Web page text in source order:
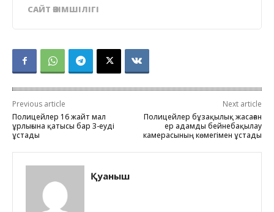
САЙТ ӘКІМШІЛІГІ
Previous article
Полицейлер 16 жайт мал
ұрлығына қатысы бар 3-еуді
ұстады
Next article
Полицейлер бұзақылық жасаған
ер адамды бейнебақылау
камерасының көмегімен ұстады
Қуаныш